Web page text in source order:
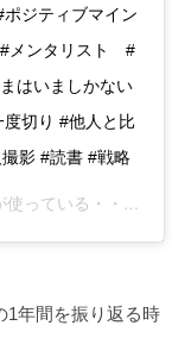
ジティブマイン
メンタリスト #
はいましかない
切り #他人と比
影 #読書 #戦略
ている・・・』
1年間を振り返る時